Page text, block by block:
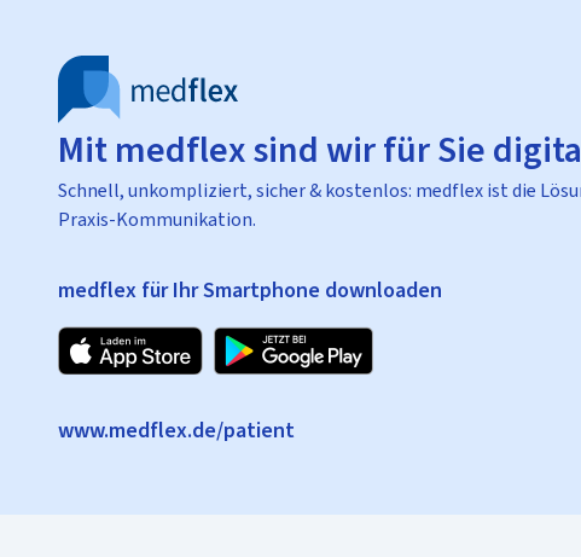
Mit medflex sind wir für Sie
Schnell, unkompliziert, sicher & kostenlos: medflex ist die
Praxis-Kommunikation.
medflex für Ihr Smartphone downloaden
www.medflex.de/patient